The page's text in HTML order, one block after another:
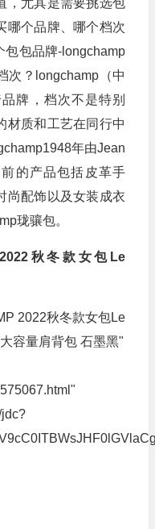
，尤其是需要挑选包
哪个品牌、哪个档次
包包品牌-longchamp
次？longchamp（中
牌，档次不是特别
材质和工艺在同行中
年由Jean
的产品包括皮革手
尚配饰以及女装成衣
珑骧包。
秋冬款女包Le
2022秋冬款女包Le
容量肩背包 石墨黑"
jdc?